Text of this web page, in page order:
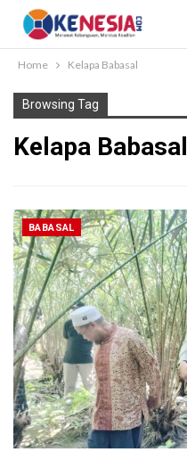
Home Kelapa Babasal
Browsing Tag
Kelapa Babasal
BABASAL